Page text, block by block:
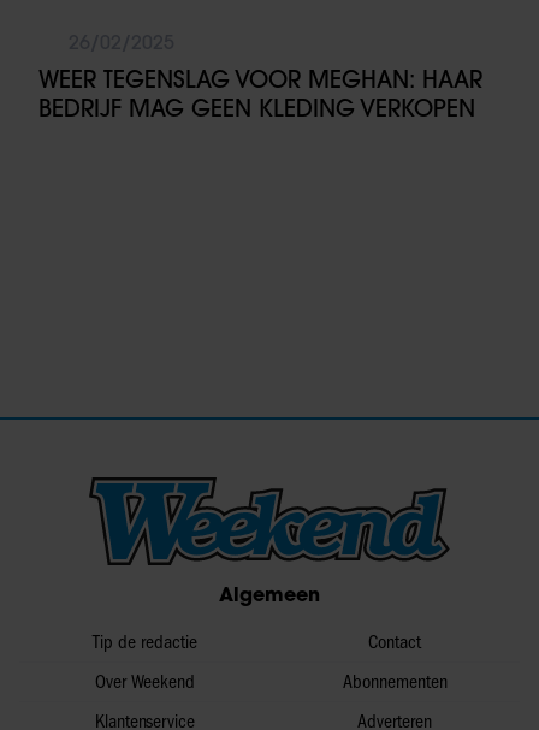
WEER TEGENSLAG VOOR MEGHAN: HAAR
BEDRIJF MAG GEEN KLEDING VERKOPEN
Algemeen
Tip de redactie
Over Weekend
Klantenservice
Contact
Abonnementen
Adverteren